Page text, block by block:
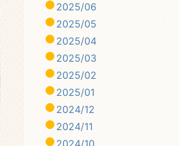
2025/06
2025/05
2025/04
2025/03
2025/02
2025/01
2024/12
2024/11
2024/10